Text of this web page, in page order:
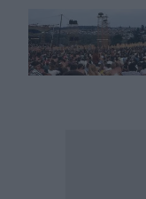
Η Ιστορία της